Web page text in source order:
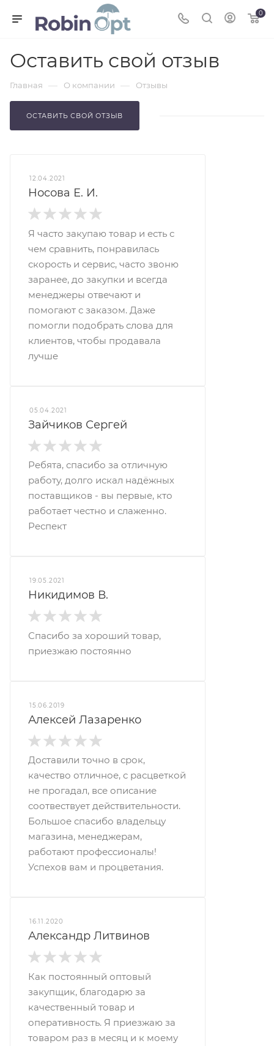
0
Оставить свой отзыв
Главная — О компании — Отзывы
ОСТАВИТЬ СВОЙ ОТЗЫВ
12.04.2021
Носова Е. И.
Я часто закупаю товар и есть с
чем сравнить, понравилась
скорость и сервис, часто звоню
заранее, до закупки и всегда
менеджеры отвечают и
помогают с заказом. Даже
помогли подобрать слова для
клиентов, чтобы продавала
лучше
05.04.2021
Зайчиков Сергей
Ребята, спасибо за отличную
работу, долго искал надёжных
поставщиков - вы первые, кто
работает честно и слаженно.
Респект
19.05.2021
Никидимов В.
Спасибо за хороший товар,
приезжаю постоянно
15.06.2019
Алексей Лазаренко
Доставили точно в срок,
качество отличное, с расцветкой
не прогадал, все описание
соотвествует действительности.
Большое спасибо владельцу
магазина, менеджерам,
работают профессионалы!
Успехов вам и процветания.
16.11.2020
Александр Литвинов
Как постоянный оптовый
закупщик, благодарю за
качественный товар и
оперативность. Я приезжаю за
товаром раз в месяц и к моему